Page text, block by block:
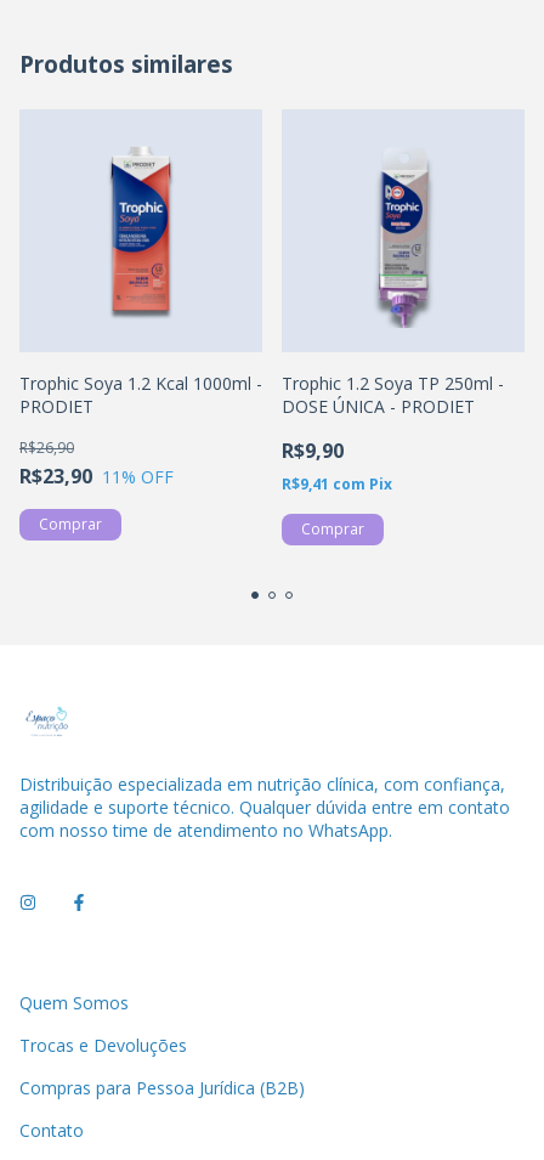
Produtos similares
Trophic Soya 1.2 Kcal 1000ml -
PRODIET
R$23,90
R$26,90
11% OFF
Trophic 1.2 Soya TP 250ml -
DOSE ÚNICA - PRODIET
R$9,90
R$9,41 com Pix
Distribuição especializada em nutrição clínica, com confiança,
agilidade e suporte técnico. Qualquer dúvida entre em contato
com nosso time de atendimento no WhatsApp.
Quem Somos
Trocas e Devoluções
Compras para Pessoa Jurídica (B2B)
Contato